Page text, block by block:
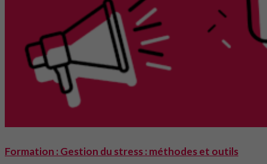
Formation : Gestion du stress : méthodes et outils